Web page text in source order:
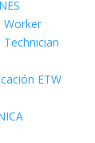
Worker
ETW